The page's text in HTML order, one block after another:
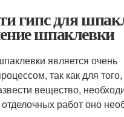
гипс для
шпаклевки
является очень
так как для
вещество,
отделочных работ оно